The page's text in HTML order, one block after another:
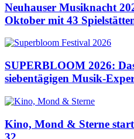
Neuhauser Musiknacht
Oktober mit 43
SUPERBLOOM 2026:
siebentägigen Musik-
Kino, Mond & Sterne